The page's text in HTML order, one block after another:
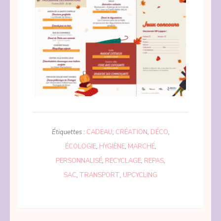
Étiquettes : CADEAU, CRÉATION, DÉCO,
ÉCOLOGIE, HYGIÈNE, MARCHÉ,
PERSONNALISÉ, RECYCLAGE, REPAS,
SAC, TRANSPORT, UPCYCLING